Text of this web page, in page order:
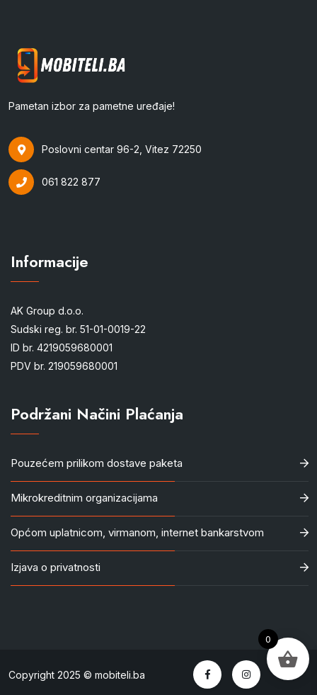
Pametan izbor za pametne uređaje!
Poslovni centar 96-2, Vitez 72250
061 822 877
Informacije
AK Group d.o.o.
Sudski reg. br. 51-01-0019-22
ID br. 4219059680001
PDV br. 219059680001
Podržani Načini Plaćanja
Pouzećem prilikom dostave paketa
Mikrokreditnim organizacijama
Općom uplatnicom, virmanom, internet bankarstvom
Izjava o privatnosti
Copyright 2025 © mobiteli.ba
0